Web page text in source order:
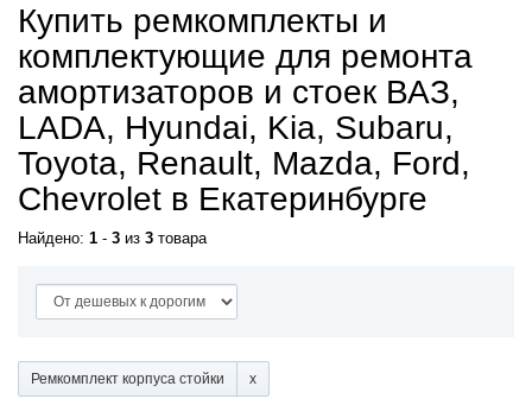
Купить ремкомплекты и
комплектующие для ремонта
амортизаторов и стоек ВАЗ,
LADA, Hyundai, Kia, Subaru,
Toyota, Renault, Mazda, Ford,
Chevrolet в Екатеринбурге
Найдено: 1 - 3 из 3 товара
Ремкомплект корпуса стойки